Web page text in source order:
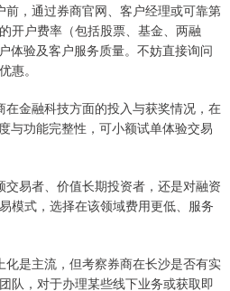
前，通过券商官网、客户经理或可靠第
开户费率（包括股票、基金、两融
体验及客户服务质量。不妨直接询问
惠。
金融科技方面的投入与获奖情况，在
与功能完整性，可小额试单体验交易
易者、价值长期投资者，还是对融资
模式，选择在该领域费用更低、服务
是主流，但考察券商在长沙是否有实
队，对于办理某些线下业务或获取即